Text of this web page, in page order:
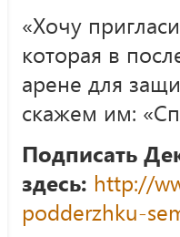
«Хочу
которая в
арене для
скажем им:
Подписать
здесь: http://
podderzhku-